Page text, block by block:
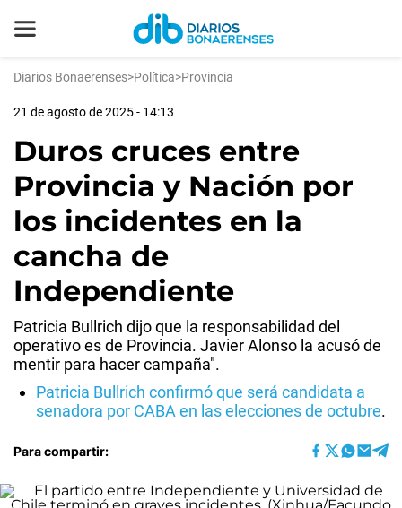
Diarios Bonaerenses>Política>Provincia
21 de agosto de 2025 - 14:13
Duros cruces entre
Provincia y Nación por
los incidentes en la
cancha de
Independiente
Patricia Bullrich dijo que la responsabilidad del
operativo es de Provincia. Javier Alonso la acusó de
mentir para hacer campaña".
Patricia Bullrich confirmó que será candidata a
senadora por CABA en las elecciones de octubre.
Para compartir: